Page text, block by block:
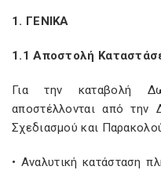
1. ΓΕΝΙΚΑ
1.1 Αποστολή
Για την καταβολή
αποστέλλονται από την
Σχεδιασμού και
• Αναλυτική κατάσταση